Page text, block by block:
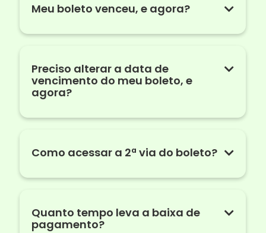
Meu boleto venceu, e agora?
Preciso alterar a data de
vencimento do meu boleto, e
agora?
Como acessar a 2ª via do boleto?
Quanto tempo leva a baixa de
pagamento?